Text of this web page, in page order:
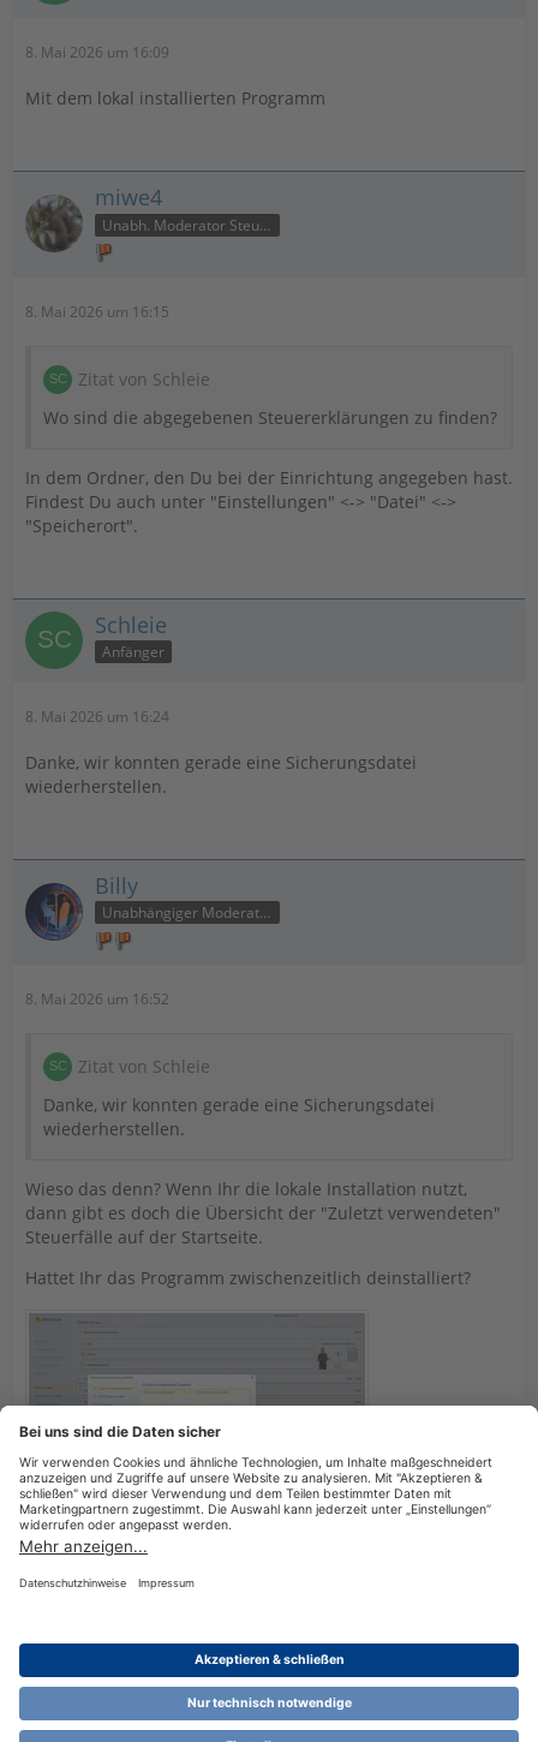
8. Mai 2026 um 16:09
Mit dem lokal installierten Programm
miwe4
Unabh. Moderator Steuer
8. Mai 2026 um 16:15
Zitat von Schleie
Wo sind die abgegebenen Steuererklärungen zu finden?
In dem Ordner, den Du bei der Einrichtung angegeben hast.
Findest Du auch unter "Einstellungen" <-> "Datei" <->
"Speicherort".
Schleie
Anfänger
8. Mai 2026 um 16:24
Danke, wir konnten gerade eine Sicherungsdatei
wiederherstellen.
Billy
Unabhängiger Moderator
8. Mai 2026 um 16:52
Zitat von Schleie
Danke, wir konnten gerade eine Sicherungsdatei
wiederherstellen.
Wieso das denn? Wenn Ihr die lokale Installation nutzt,
dann gibt es doch die Übersicht der "Zuletzt verwendeten"
Steuerfälle auf der Startseite.
Hattet Ihr das Programm zwischenzeitlich deinstalliert?
Nutzungsbestimmungen Cookie-Einstellungen